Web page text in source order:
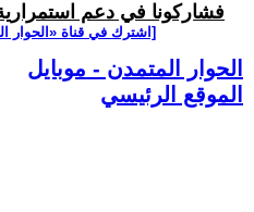
فشاركونا في دعم
[اشترك في قناة ‫«الحوار
الحوار المتمدن - موبايل
الموقع الرئيسي